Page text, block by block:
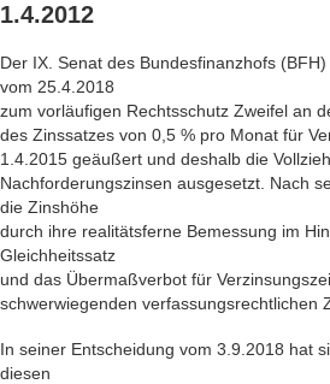
1.4.2012
Der IX. Senat des Bundesfinanzhofs
vom 25.4.2018
zum vorläufigen Rechtsschutz Zweifel an
des Zinssatzes von 0,5 % pro Monat für
1.4.2015 geäußert und deshalb die
Nachforderungszinsen ausgesetzt. Nach
die Zinshöhe
durch ihre realitätsferne Bemessung im
Gleichheitssatz
und das Übermaßverbot für
schwerwiegenden verfassungsrechtlichen
In seiner Entscheidung vom 3.9.2018 hat
diesen